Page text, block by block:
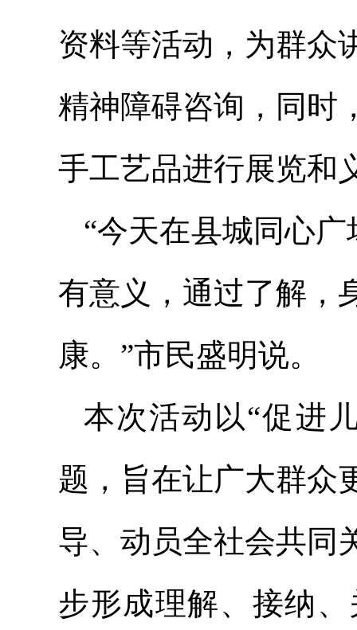
资料等活动，为群众
精神障碍咨询，同时
手工艺品进行展览和
“今天在县城同心
有意义，通过了解，
康。”市民盛明说。
本次活动以“促进
题，旨在让广大群众
导、动员全社会共同
步形成理解、接纳